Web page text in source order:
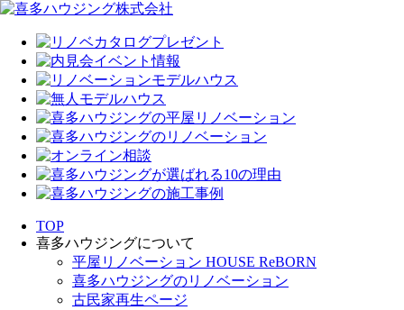
TOP
喜多ハウジングについて
平屋リノベーション HOUSE ReBORN
喜多ハウジングのリノベーション
古民家再生ページ